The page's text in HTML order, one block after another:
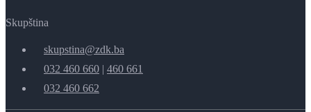
Skupština
skupstina@zdk.ba
032 460 660 | 460 661
032 460 662